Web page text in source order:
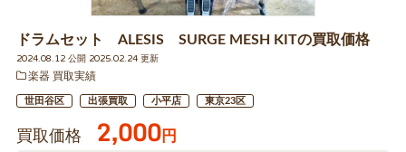
ドラムセット ALESIS SURGE MESH KITの買取価格
2024.08.12 公開 2025.02.24 更新
楽器 買取実績
世田谷区 出張買取 小平店 東京23区
買取価格 2,000円